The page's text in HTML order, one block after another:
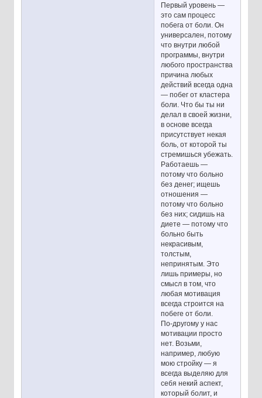
Первый уровень —
это сам процесс
побега от боли. Он
универсален, потому
что внутри любой
программы, внутри
любого пространства
причина любых
действий всегда одна
— побег от кластера
боли. Что бы ты ни
делал в своей жизни,
в основе всегда
присутствует некая
боль, от которой ты
стремишься убежать.
Работаешь —
потому что больно
без денег; ищешь
отношения —
потому что больно
без них; сидишь на
диете — потому что
больно быть
некрасивым,
толстым,
непринятым. Это
лишь примеры, но
смысл в том, что
любая мотивация
всегда строится на
побеге от боли.
По-другому у нас
мотивации просто
нет. Возьми,
например, любую
мою стройку — я
всегда выделяю для
себя некий аспект,
который болит, и